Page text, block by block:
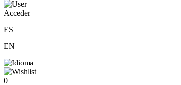
Acceder
ES
EN
0